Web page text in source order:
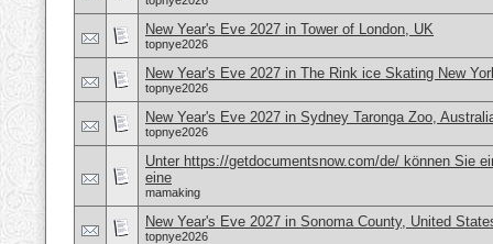
New Year's Eve 2027 in Tower of London, UK
topnye2026
New Year's Eve 2027 in The Rink ice Skating New
topnye2026
New Year's Eve 2027 in Sydney Taronga Zoo,
topnye2026
Unter https://getdocumentsnow.com/de/ können Sie
eine
mamaking
New Year's Eve 2027 in Sonoma County, United
topnye2026